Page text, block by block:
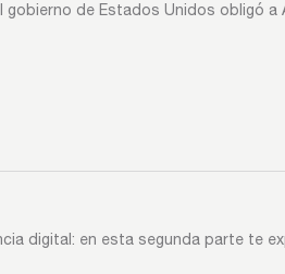
de Estados Unidos obligó a
digital: en esta segunda parte te